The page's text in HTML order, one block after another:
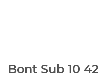
Bont Sub 10